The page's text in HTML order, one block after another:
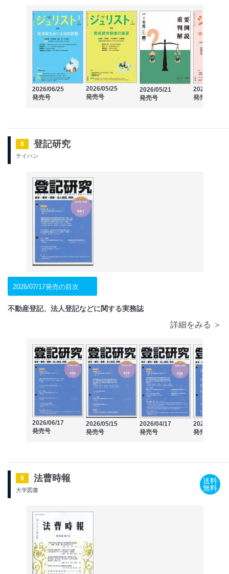
2026/06/25
発売号
2026/05/25
発売号
2026/05/21
発売号
2026/04/24
発売号
8 登記研究
テイハン
2026/07/17発売の目次
不動産登記、法人登記などに関する実務誌
詳細をみる ＞
2026/06/17
発売号
2026/05/15
発売号
2026/04/17
発売号
2026/03/17
発売号
9 法曹時報
大学図書
送料
無料